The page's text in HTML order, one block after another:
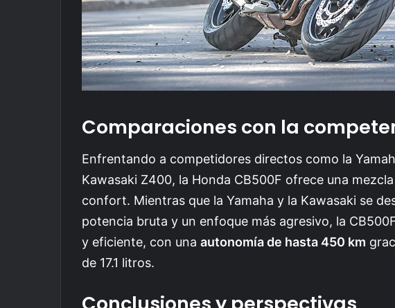
Comparaciones con la
Enfrentando a competidores directos como la
Kawasaki Z400, la Honda CB500F ofrece una
confort. Mientras que la Yamaha y la Kawasaki se
potencia bruta y un enfoque más agresivo, la
y eficiente, con una autonomía de hasta 450 km
de 17.1 litros.